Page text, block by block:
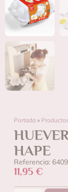
Portada » Productos
HAPE
Referencia:
11,95 €